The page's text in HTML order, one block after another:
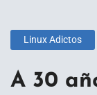
Linux Adictos
A 30